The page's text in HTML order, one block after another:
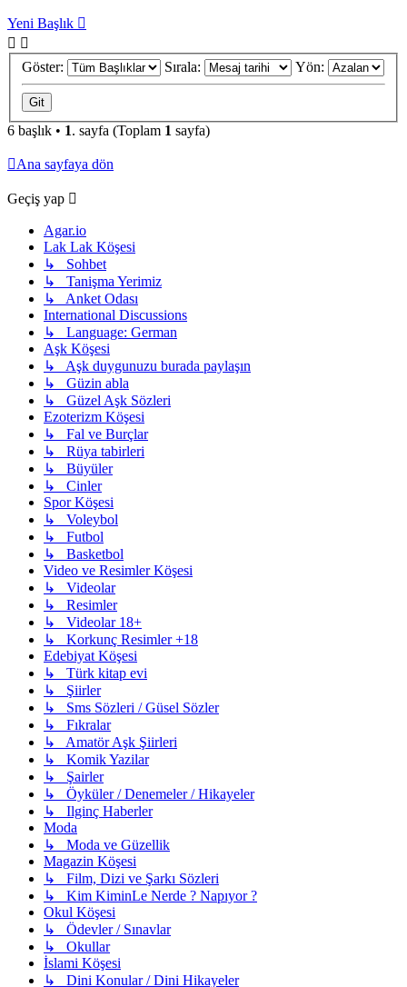
Yeni Başlık
Göster: Sırala: Yön:
6 başlık • 1. sayfa (Toplam 1 sayfa)
Ana sayfaya dön
Geçiş yap
Agar.io
Lak Lak Köşesi
↳ Sohbet
↳ Tanişma Yerimiz
↳ Anket Odası
International Discussions
↳ Language: German
Aşk Köşesi
↳ Aşk duygunuzu burada paylaşın
↳ Güzin abla
↳ Güzel Aşk Sözleri
Ezoterizm Köşesi
↳ Fal ve Burçlar
↳ Rüya tabirleri
↳ Büyüler
↳ Cinler
Spor Köşesi
↳ Voleybol
↳ Futbol
↳ Basketbol
Video ve Resimler Köşesi
↳ Videolar
↳ Resimler
↳ Videolar 18+
↳ Korkunç Resimler +18
Edebiyat Köşesi
↳ Türk kitap evi
↳ Şiirler
↳ Sms Sözleri / Güsel Sözler
↳ Fıkralar
↳ Amatör Aşk Şiirleri
↳ Komik Yazilar
↳ Şairler
↳ Öyküler / Denemeler / Hikayeler
↳ Ilginç Haberler
Moda
↳ Moda ve Güzellik
Magazin Köşesi
↳ Film, Dizi ve Şarkı Sözleri
↳ Kim KiminLe Nerde ? Napıyor ?
Okul Köşesi
↳ Ödevler / Sınavlar
↳ Okullar
İslami Köşesi
↳ Dini Konular / Dini Hikayeler